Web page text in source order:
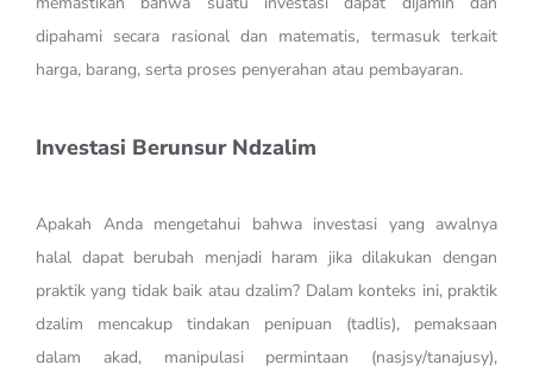
dipahami secara rasional dan matematis, termasuk terkait
harga, barang, serta proses penyerahan atau pembayaran.
Investasi Berunsur Ndzalim
Apakah Anda mengetahui bahwa investasi yang awalnya
halal dapat berubah menjadi haram jika dilakukan dengan
praktik yang tidak baik atau dzalim? Dalam konteks ini, praktik
dzalim mencakup tindakan penipuan (tadlis), pemaksaan
dalam akad, manipulasi permintaan (nasjsy/tanajusy),